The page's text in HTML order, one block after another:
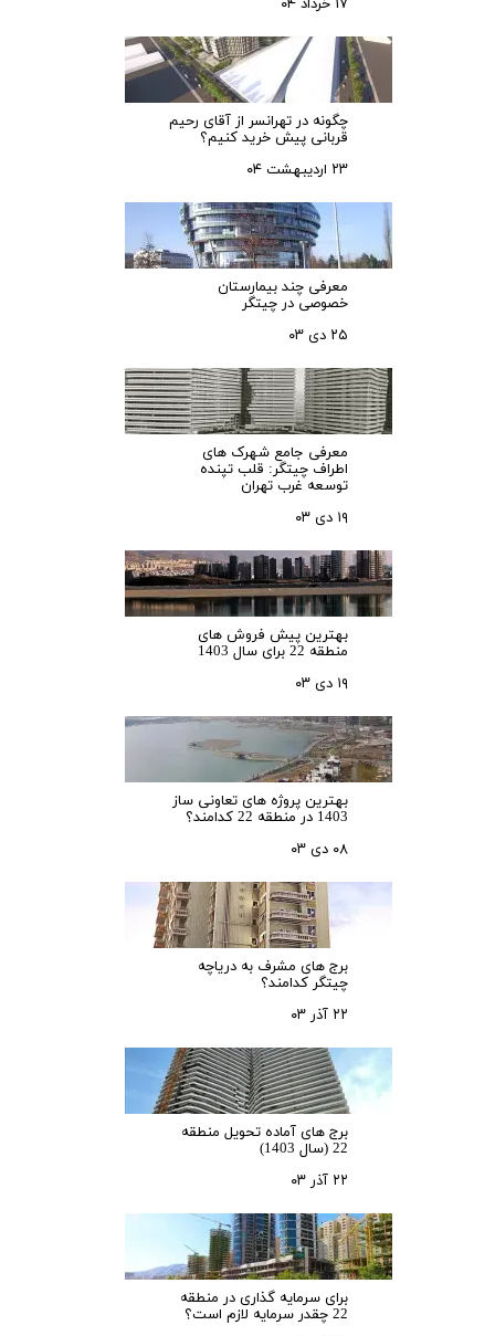
۱۷ خرداد ۰۴
چگونه در تهرانسر از آقای رحیم
قربانی پیش خرید کنیم؟
۲۳ اردیبهشت ۰۴
معرفی چند بیمارستان
خصوصی در چیتگر
۲۵ دی ۰۳
معرفی جامع شهرک‌ های
اطراف چیتگر: قلب تپنده
توسعه غرب تهران
۱۹ دی ۰۳
بهترین پیش فروش های
منطقه 22 برای سال 1403
۱۹ دی ۰۳
بهترین پروژه های تعاونی ساز
1403 در منطقه 22 کدامند؟
۰۸ دی ۰۳
برج های مشرف به دریاچه
چیتگر کدامند؟
۲۲ آذر ۰۳
برج های آماده تحویل منطقه
22 (سال 1403)
۲۲ آذر ۰۳
برای سرمایه‌ گذاری در منطقه
22 چقدر سرمایه لازم است؟